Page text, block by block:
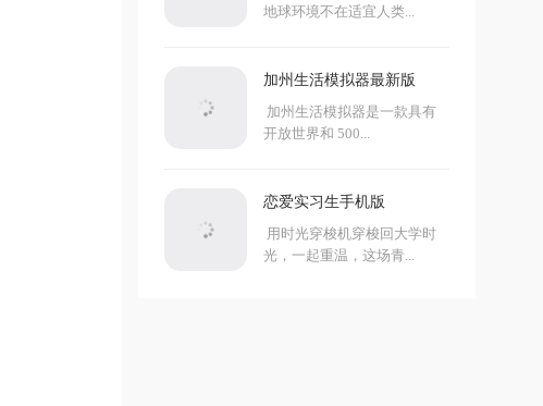
地球环境不在适宜人类...
加州生活模拟器最新版
加州生活模拟器是一款具有
开放世界和 500...
恋爱实习生手机版
用时光穿梭机穿梭回大学时
光，一起重温，这场青...